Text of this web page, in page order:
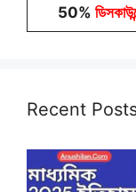
50%
Recent